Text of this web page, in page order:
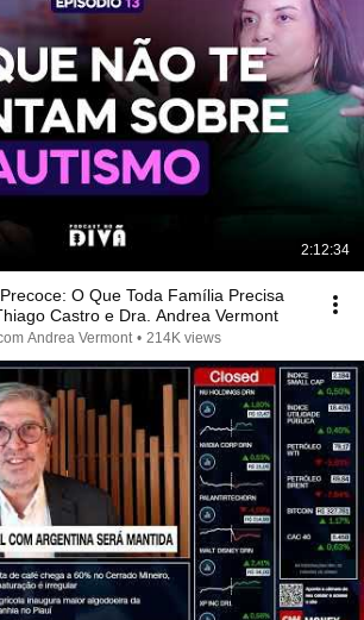
2:12:34
O Que Toda Família Precisa
Castro e Dra. Andrea Vermont
Andrea Vermont • 214K views